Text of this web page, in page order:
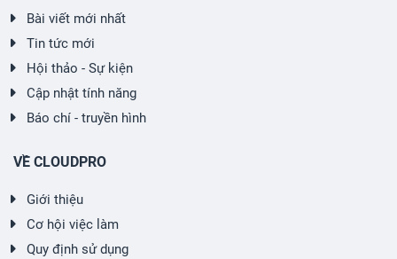
Bài viết mới nhất
Tin tức mới
Hội thảo - Sự kiện
Cập nhật tính năng
Báo chí - truyền hình
VỀ CLOUDPRO
Giới thiệu
Cơ hội việc làm
Quy định sử dụng